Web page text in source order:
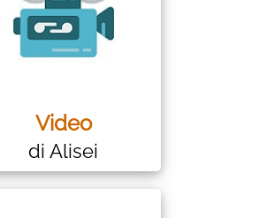
Video
di Alisei